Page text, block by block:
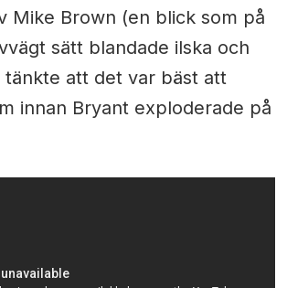
Mike Brown (en blick som på
sätt blandade ilska och
tänkte att det var bäst att
innan Bryant exploderade på